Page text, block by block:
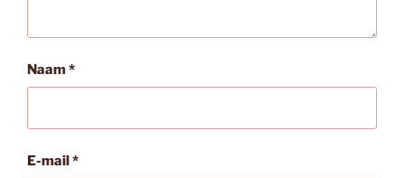
Naam*
E-mail*